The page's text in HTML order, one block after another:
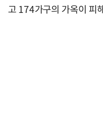
고 174가구의 가옥이 피